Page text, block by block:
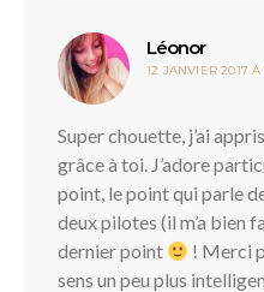
Léonordit :
12 JANVIER 2017 À
Super chouette, j’ai
grâce à toi. J’adore
point, le point qui parle
deux pilotes (il m’a bien
dernier point
! Merci
sens un peu plus